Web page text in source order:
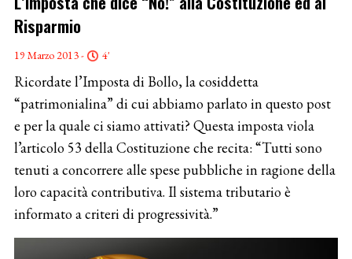
Risparmio
19 Marzo 2013 - 4'
Ricordate l’Imposta di Bollo, la cosiddetta
“patrimonialina” di cui abbiamo parlato in questo post
e per la quale ci siamo attivati? Questa imposta viola
l’articolo 53 della Costituzione che recita: “Tutti sono
tenuti a concorrere alle spese pubbliche in ragione della
loro capacità contributiva. Il sistema tributario è
informato a criteri di progressività.”